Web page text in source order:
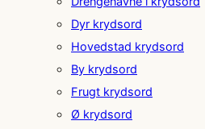
Dyr krydsord
Hovedstad krydsord
By krydsord
Frugt krydsord
Ø krydsord